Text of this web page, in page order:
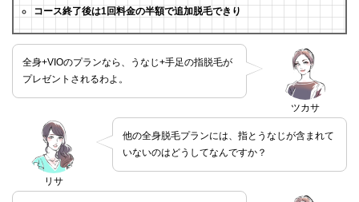
コース終了後は1回料金の半額で追加脱毛できり
ツカサ
全身+VIOのプランなら、うなじ+手足の指脱毛が
プレゼントされるわよ。
リサ
他の全身脱毛プランには、指とうなじが含まれて
いないのはどうしてなんですか？